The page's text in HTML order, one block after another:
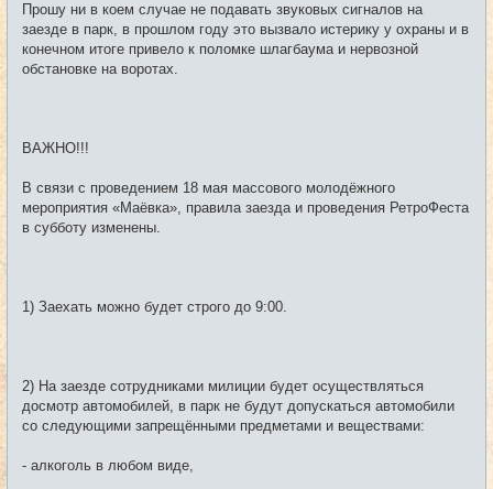
Прошу ни в коем случае не подавать звуковых сигналов на
заезде в парк, в прошлом году это вызвало истерику у охраны и в
конечном итоге привело к поломке шлагбаума и нервозной
обстановке на воротах.
ВАЖНО!!!
В связи с проведением 18 мая массового молодёжного
мероприятия «Маёвка», правила заезда и проведения РетроФеста
в субботу изменены.
1) Заехать можно будет строго до 9:00.
2) На заезде сотрудниками милиции будет осуществляться
досмотр автомобилей, в парк не будут допускаться автомобили
со следующими запрещёнными предметами и веществами:
- алкоголь в любом виде,